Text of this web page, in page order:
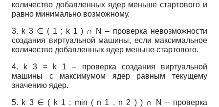
количество добавленных ядер меньше стартового и
равно минимально возможному.
3. k 3 ∈ ( 1 ; k 1 ) ∩ N
– проверка невозможности
создания виртуальной машины, если максимальное
количество добавленных ядер меньше стартового.
4. k 3 = k 1
– проверка создания виртуальной
машины с максимумом ядер равным текущему
значению ядер.
5. k 3 ∈ ( k 1 ; min ( n 1 , n 2 ) ) ∩ N – проверка